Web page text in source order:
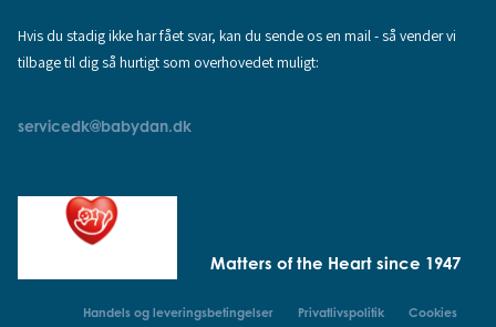
Hvis du stadig ikke har fået svar, kan du sende os en mail - så vender vi
tilbage til dig så hurtigt som overhovedet muligt:
servicedk@babydan.dk
Matters of the Heart since 1947
Handels og leveringsbetingelser Privatlivspolitik Cookies